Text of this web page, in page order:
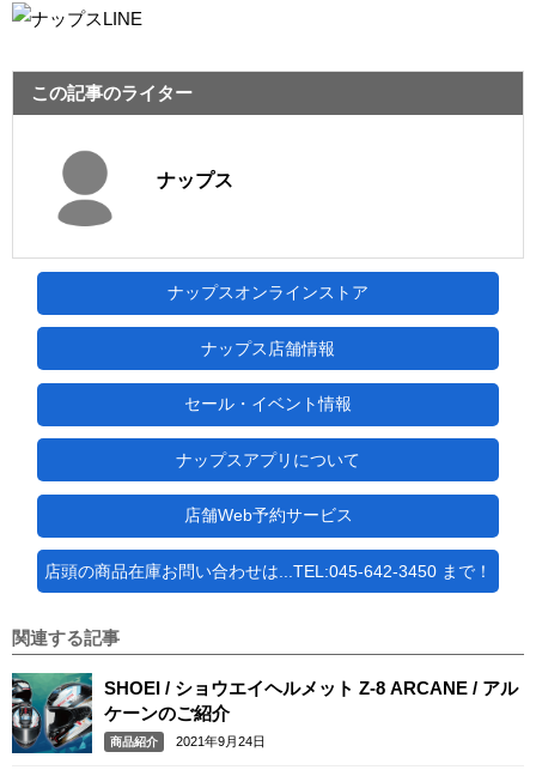
この記事のライター
ナップス
ナップスオンラインストア
ナップス店舗情報
セール・イベント情報
ナップスアプリについて
店舗Web予約サービス
店頭の商品在庫お問い合わせは...TEL:045-642-3450 まで！
関連する記事
SHOEI / ショウエイヘルメット Z-8 ARCANE / アル
ケーンのご紹介
商品紹介 2021年9月24日